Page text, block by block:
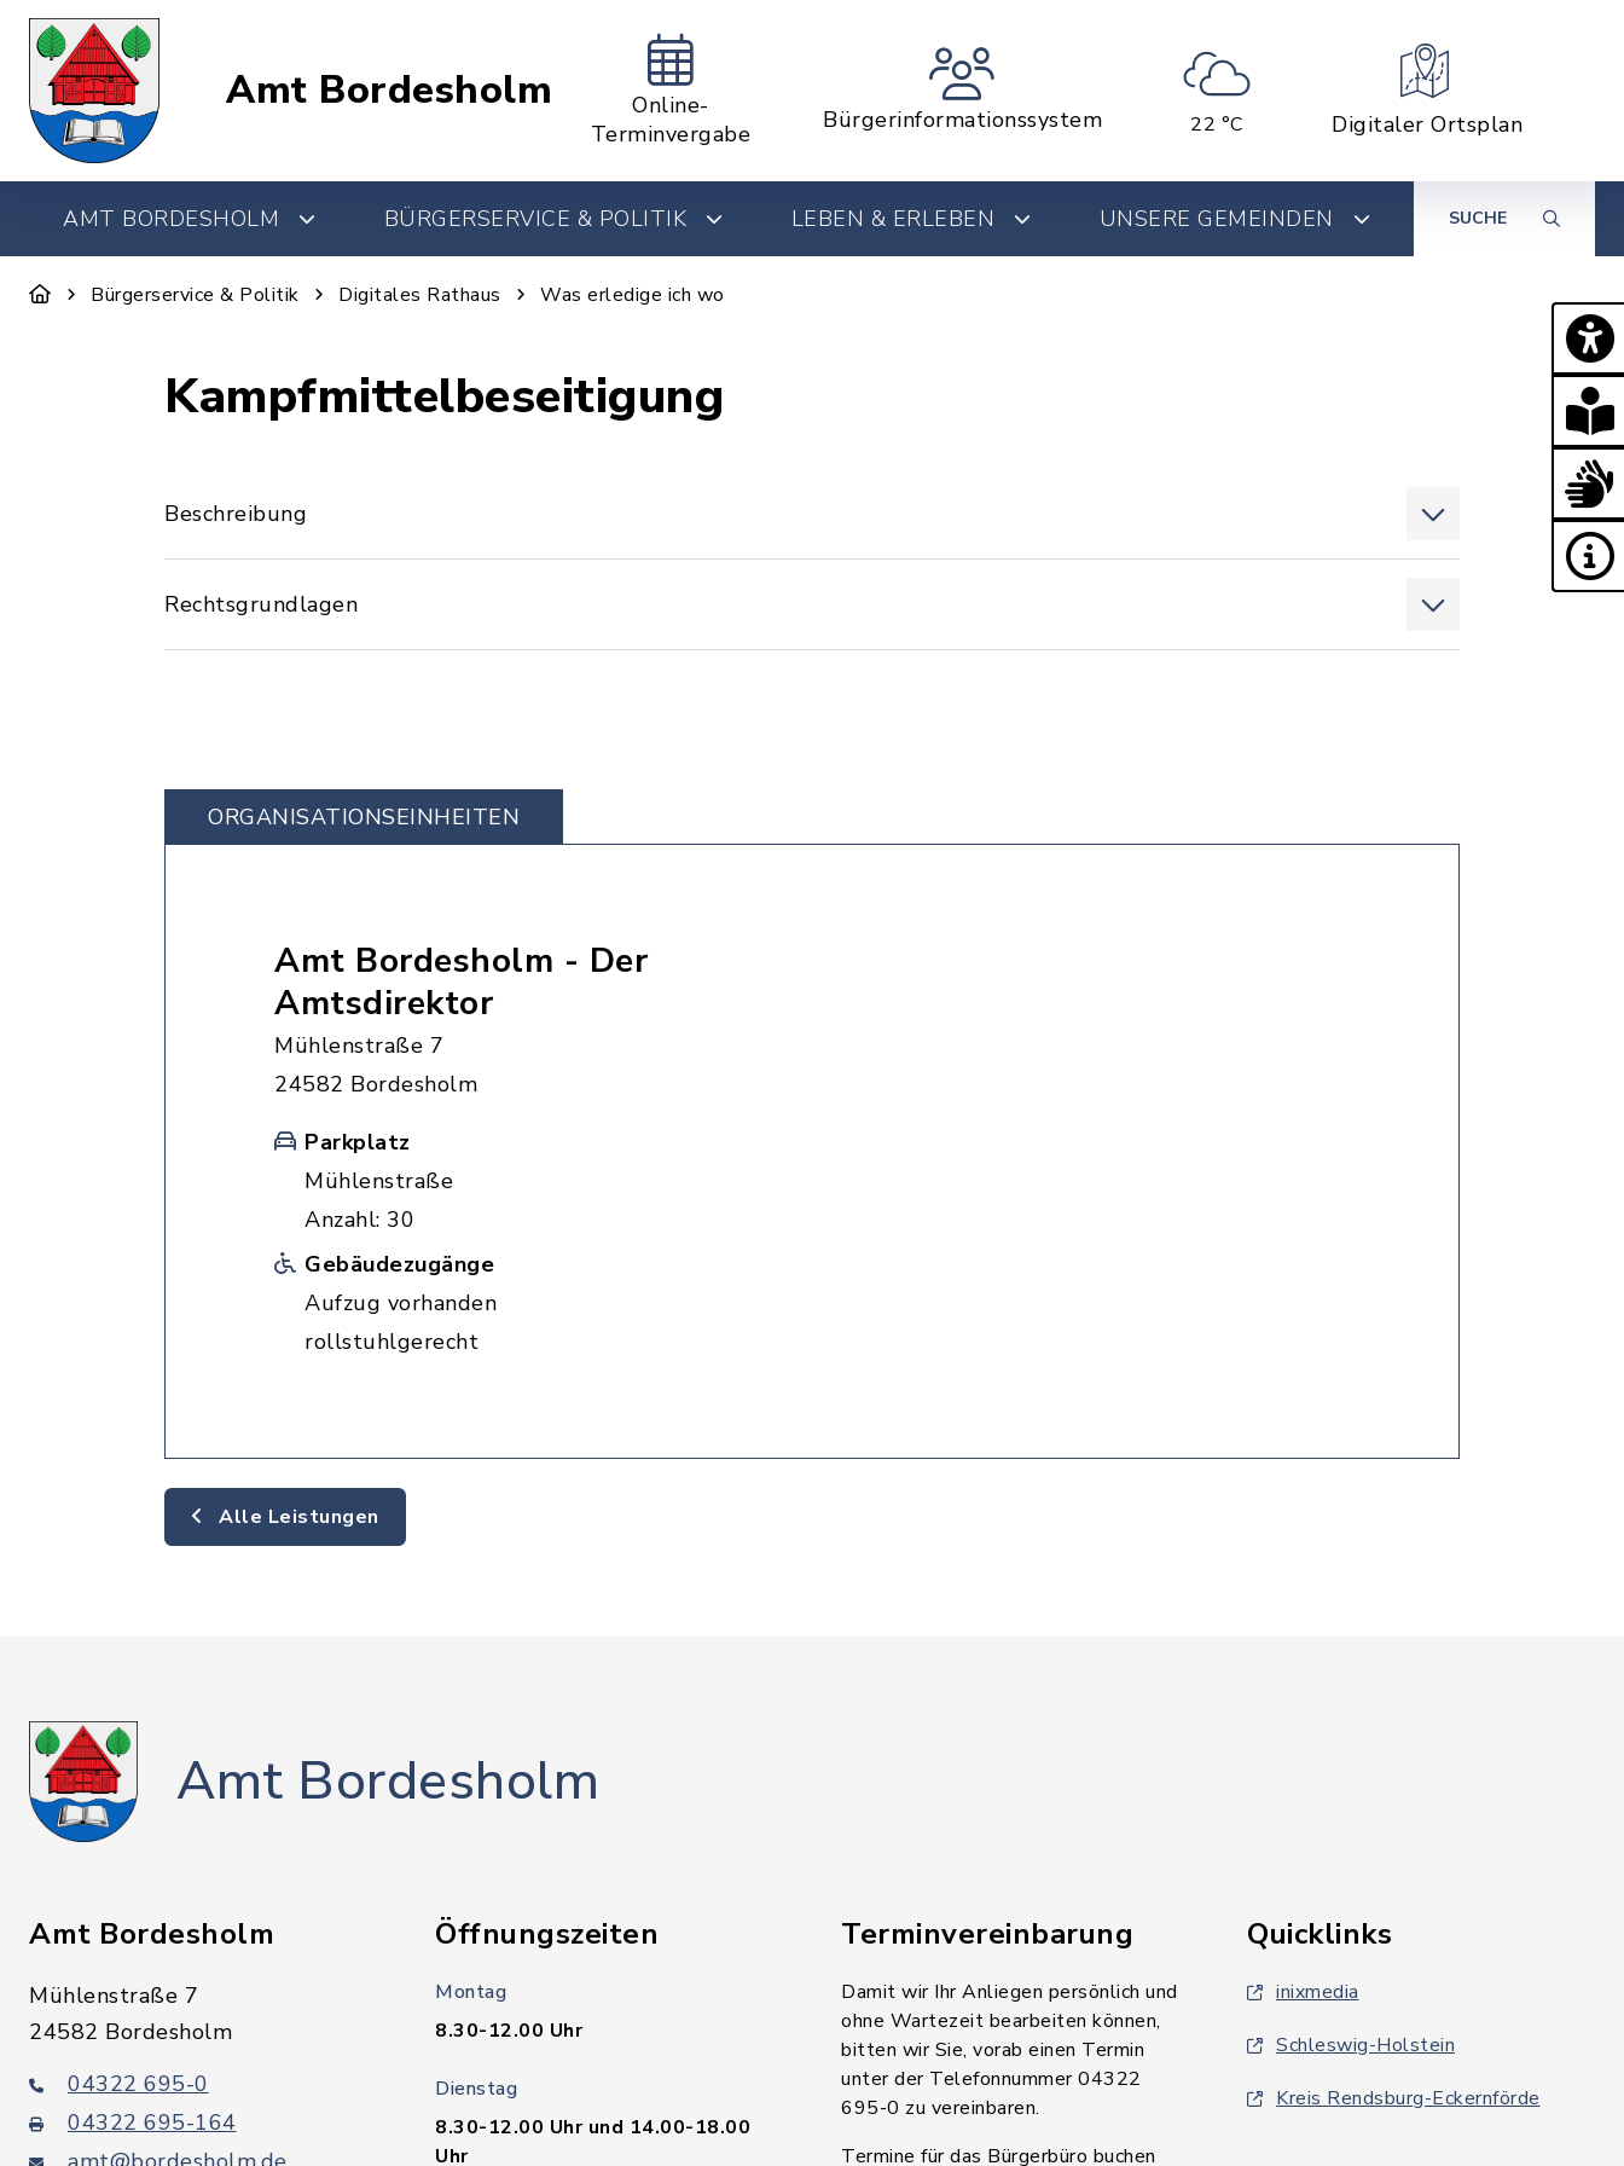
Amt Bordesholm
Online-
Terminvergabe
Bürgerinformationssystem 22 °C Digitaler Ortsplan
AMT BORDESHOLM BÜRGERSERVICE & POLITIK LEBEN & ERLEBEN UNSERE GEMEINDEN SUCHE
Bürgerservice & Politik Digitales Rathaus Was erledige ich wo
Kampfmittelbeseitigung
Beschreibung
Rechtsgrundlagen
ORGANISATIONS­EINHEITEN
Amt Bordesholm - Der
Amtsdirektor
Mühlenstraße 7
24582 Bordesholm
Parkplatz
Mühlenstraße
Anzahl: 30
Gebäudezugänge
Aufzug vorhanden
rollstuhlgerecht
Alle Leistungen
Amt Bordesholm
Amt Bordesholm
Mühlenstraße 7
24582 Bordesholm
04322 695-0
04322 695-164
Öffnungszeiten
Montag
8.30-12.00 Uhr
Dienstag
8.30-12.00 Uhr und 14.00-18.00
Uhr
Terminvereinbarung
Damit wir Ihr Anliegen persönlich und
ohne Wartezeit bearbeiten können,
bitten wir Sie, vorab einen Termin
unter der Telefonnummer 04322
695-0 zu vereinbaren.
Termine für das Bürgerbüro buchen
Quicklinks
inixmedia
Schleswig-Holstein
Kreis Rendsburg-Eckernförde